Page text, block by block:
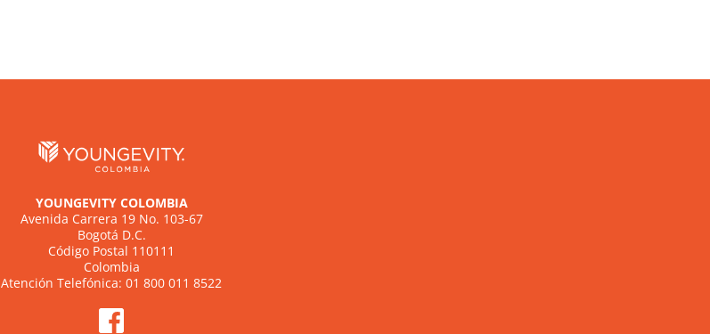
YOUNGEVITY COLOMBIA
Avenida Carrera 19 No. 103-67
Bogotá D.C.
Código Postal 110111
Colombia
Atención Telefónica: 01 800 011 8522